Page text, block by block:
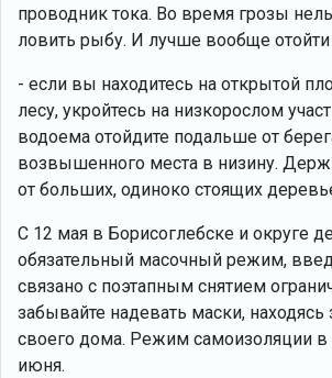
проводник тока. Во время грозы
ловить рыбу. И лучше вообще отойти
- если вы находитесь на открытой
лесу, укройтесь на низкорослом
водоема отойдите подальше от
возвышенного места в низину.
от больших, одиноко стоящих
С 12 мая в Борисоглебске и округе
обязательный масочный режим,
связано с поэтапным снятием
забывайте надевать маски,
своего дома. Режим самоизоляции в
июня.